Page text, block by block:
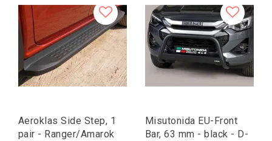
Aeroklas Side Step, 1
pair - Ranger/Amarok
Misutonida EU-Front
Bar, 63 mm - black - D-